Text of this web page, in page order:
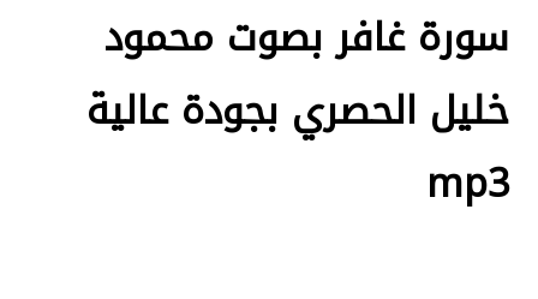
سورة غافر بصوت محمود
خليل الحصري بجودة عالية
mp3